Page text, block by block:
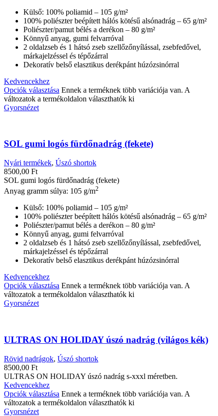
Külső: 100% poliamid – 105 g/m²
100% poliészter beépített hálós kötésű alsónadrág – 65 g/m²
Poliészter/pamut bélés a derékon – 80 g/m²
Könnyű anyag, gumi felvarróval
2 oldalzseb és 1 hátsó zseb szellőzőnyílással, zsebfedővel,
márkajelzéssel és tépőzárral
Dekoratív belső elasztikus derékpánt húzózsinórral
Kedvencekhez
Opciók választása Ennek a terméknek több variációja van. A
változatok a termékoldalon választhatók ki
Gyorsnézet
SOL gumi logós fürdőnadrág (fekete)
Nyári termékek, Úszó shortok
8500,00 Ft
SOL gumi logós fürdőnadrág (fekete)
Anyag gramm súlya: 105 g/m2
Külső: 100% poliamid – 105 g/m²
100% poliészter beépített hálós kötésű alsónadrág – 65 g/m²
Poliészter/pamut bélés a derékon – 80 g/m²
Könnyű anyag, gumi felvarróval
2 oldalzseb és 1 hátsó zseb szellőzőnyílással, zsebfedővel,
márkajelzéssel és tépőzárral
Dekoratív belső elasztikus derékpánt húzózsinórral
Kedvencekhez
Opciók választása Ennek a terméknek több variációja van. A
változatok a termékoldalon választhatók ki
Gyorsnézet
ULTRAS ON HOLIDAY úszó nadrág (világos kék)
Rövid nadrágok, Úszó shortok
8500,00 Ft
ULTRAS ON HOLIDAY úszó nadrág s-xxxl méretben.
Kedvencekhez
Opciók választása Ennek a terméknek több variációja van. A
változatok a termékoldalon választhatók ki
Gyorsnézet